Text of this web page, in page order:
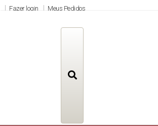
Fazer login Meus Pedidos